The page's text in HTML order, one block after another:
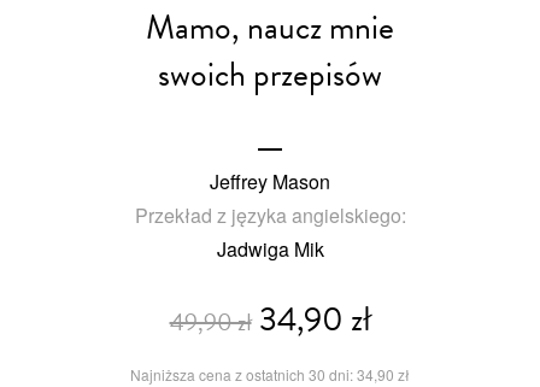
Mamo, naucz mnie
swoich przepisów
Jeffrey Mason
Przekład z języka angielskiego:
Jadwiga Mik
49,90 zł34,90 zł
Najniższa cena z ostatnich 30 dni: 34,90 zł